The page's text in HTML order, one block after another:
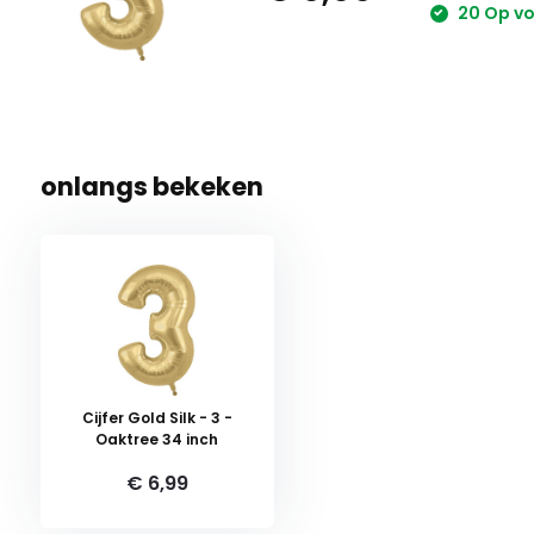
20 Op
onlangs bekeken
Cijfer Gold Silk - 3 -
Oaktree 34 inch
€ 6,99